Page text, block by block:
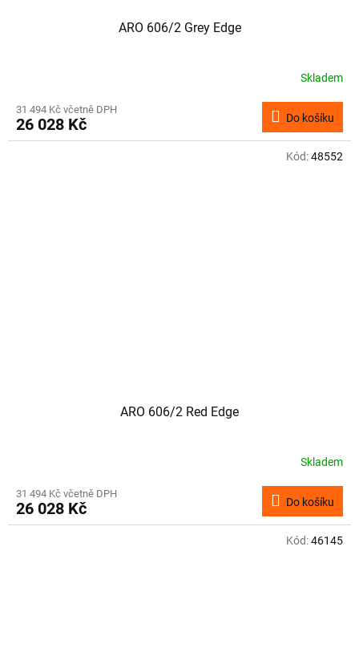
ARO 606/2 Grey Edge
Skladem
31 494 Kč včetně DPH
26 028 Kč Do košíku
ARO 606/2 Red Edge
Skladem
31 494 Kč včetně DPH
26 028 Kč Do košíku
Kód:48552
Kód:46145